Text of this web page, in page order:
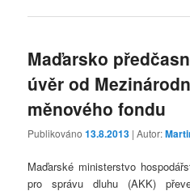
Maďarsko
úvěr od
měnového fondu
Publikováno13.8.2013 | Autor:
Maďarské ministerstvo
pro správu dluhu (AKK)